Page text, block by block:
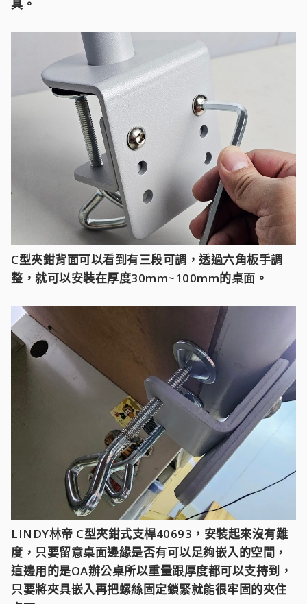
具。
C型夾鉗背面可以看到有三段可調，透過六角板手調
整，就可以安裝在厚度30mm~100mm的桌面。
LINDY林帝 C型夾鉗式支桿40693，安裝起來沒有難
度，只要留意桌面邊緣是否有可以足夠嵌入的空間，
這邊用的是OA辦公桌所以重量跟厚度都可以支持到，
只要將夾具嵌入再把螺絲固定鎖緊就能很牢固的夾住